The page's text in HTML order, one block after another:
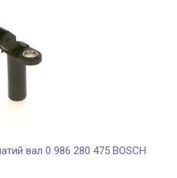
вал 0 986 280 475 BOSCH